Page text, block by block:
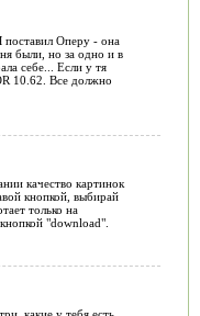
поставил Оперу - она
были, но за одно и в
себе... Если у тя
10.62. Все должно
качество картинок
кнопкой, выбирай
только на
"download".
какие у тебя есть